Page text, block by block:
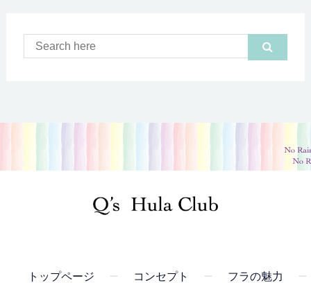
トップページ コンセプト フラの魅力